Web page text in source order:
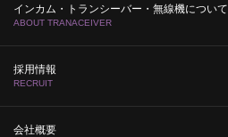
インカム・トランシーバー・無線機について
ABOUT TRANACEIVER
採用情報
RECRUIT
会社概要